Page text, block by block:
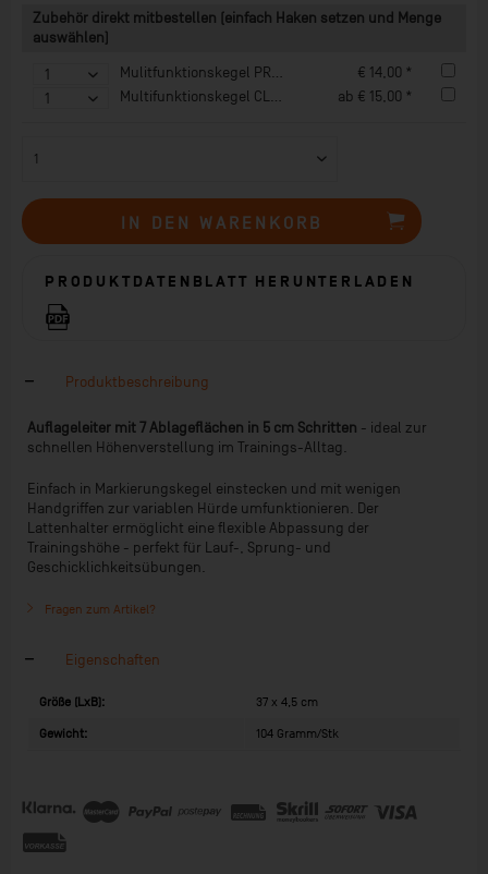
Zubehör direkt mitbestellen (einfach Haken setzen und Menge
auswählen)
Mulitfunktionskegel PREMIUM 52
€ 14,00 *
Multifunktionskegel CLASSIC 52
ab € 15,00 *
IN DEN WARENKORB
PRODUKTDATENBLATT HERUNTERLADEN
Produktbeschreibung
Auflageleiter mit 7 Ablageflächen in 5 cm Schritten - ideal zur
schnellen Höhenverstellung im Trainings-Alltag.
Einfach in Markierungskegel einstecken und mit wenigen
Handgriffen zur variablen Hürde umfunktionieren. Der
Lattenhalter ermöglicht eine flexible Abpassung der
Trainingshöhe - perfekt für Lauf-, Sprung- und
Geschicklichkeitsübungen.
Fragen zum Artikel?
Eigenschaften
Größe (LxB): 37 x 4,5 cm
Gewicht: 104 Gramm/Stk